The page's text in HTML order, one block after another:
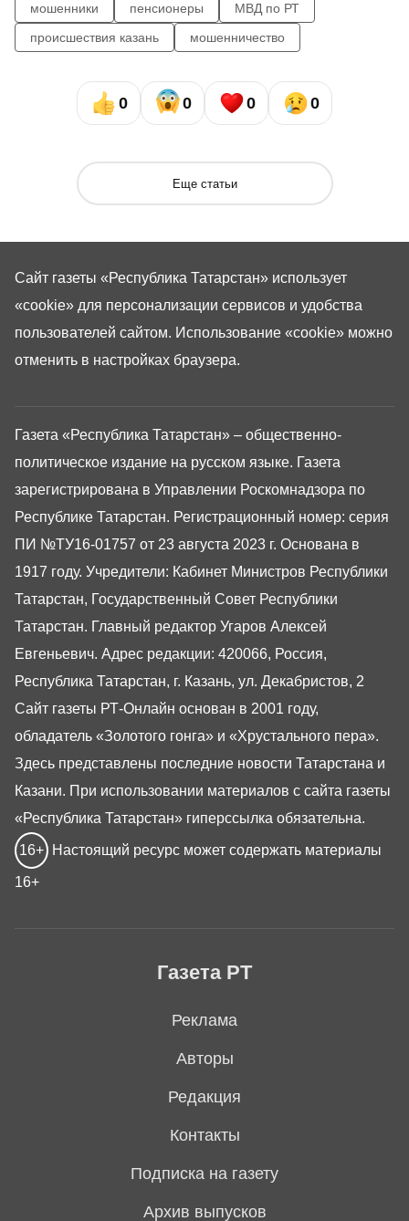
мошенники пенсионеры
МВД по РТ
происшествия казань
мошенничество
0 0 0 0
Еще статьи
Газета РТ
Реклама
Авторы
Редакция
Контакты
Подписка на газету
Архив выпусков
Газета «Республика Татарстан» – общественно-
политическое издание на русском языке. Газета
зарегистрирована в Управлении Роскомнадзора по
Республике Татарстан. Регистрационный номер: серия
ПИ №ТУ16-01757 от 23 августа 2023 г. Основана в
1917 году. Учредители: Кабинет Министров Республики
Татарстан, Государственный Совет Республики
Татарстан. Главный редактор Угаров Алексей
Евгеньевич. Адрес редакции: 420066, Россия,
Республика Татарстан, г. Казань, ул. Декабристов, 2
Сайт газеты РТ-Онлайн основан в 2001 году,
обладатель «Золотого гонга» и «Хрустального пера».
Здесь представлены последние новости Татарстана и
Казани. При использовании материалов с сайта газеты
«Республика Татарстан» гиперссылка обязательна.
16+ Настоящий ресурс может содержать материалы
16+
Сайт газеты «Республика Татарстан» использует
«cookie» для персонализации сервисов и удобства
пользователей сайтом. Использование «cookie» можно
отменить в настройках браузера.